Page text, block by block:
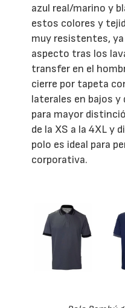
azul real/marino y
estos colores y
muy resistentes,
aspecto tras los
transfer en el
cierre por tapeta
laterales en bajos
para mayor
de la XS a la 4XL y
polo es ideal para
corporativa.